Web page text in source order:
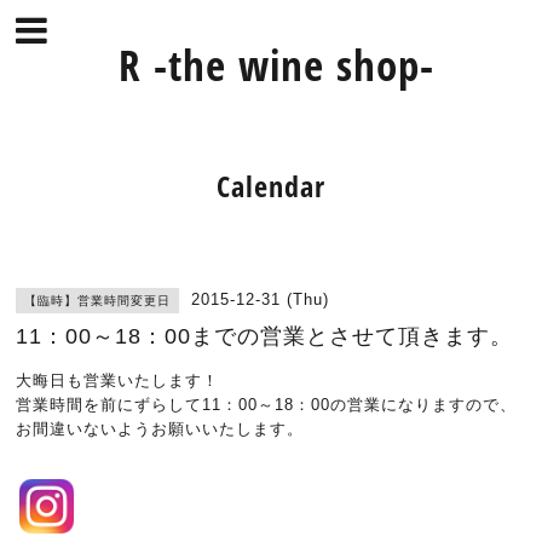
R -the wine shop-
Calendar
【臨時】営業時間変更日 2015-12-31 (Thu)
11：00～18：00までの営業とさせて頂きます。
大晦日も営業いたします！
営業時間を前にずらして11：00～18：00の営業になりますので、
お間違いないようお願いいたします。